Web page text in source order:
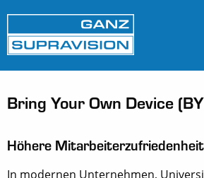
Bring Your Own Device
Höhere
In modernen Unternehmen,